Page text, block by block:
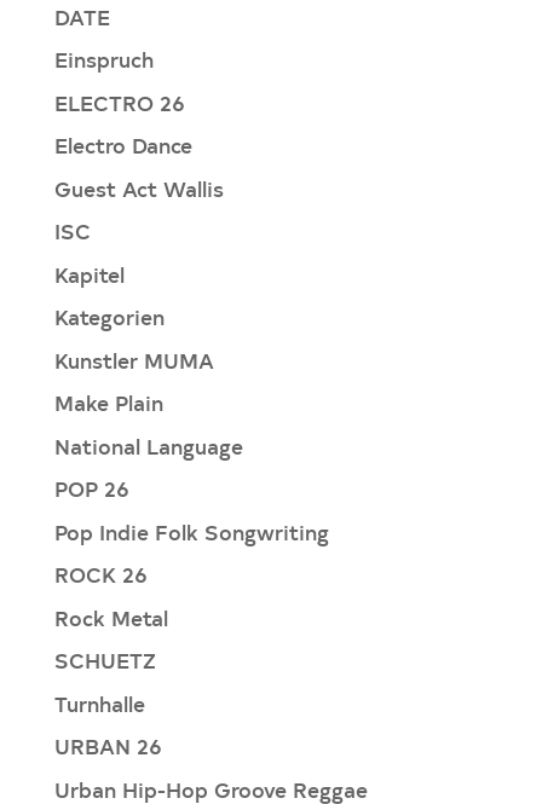
DATE
Einspruch
ELECTRO 26
Electro Dance
Guest Act Wallis
ISC
Kapitel
Kategorien
Kunstler MUMA
Make Plain
National Language
POP 26
Pop Indie Folk Songwriting
ROCK 26
Rock Metal
SCHUETZ
Turnhalle
URBAN 26
Urban Hip-Hop Groove Reggae